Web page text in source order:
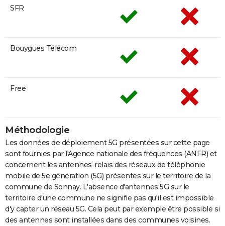
SFR
Bouygues Télécom
Free
Méthodologie
Les données de déploiement 5G présentées sur cette page
sont fournies par l'Agence nationale des fréquences (ANFR) et
concernent les antennes-relais des réseaux de téléphonie
mobile de 5e génération (5G) présentes sur le territoire de la
commune de Sonnay. L'absence d'antennes 5G sur le
territoire d'une commune ne signifie pas qu'il est impossible
d'y capter un réseau 5G. Cela peut par exemple être possible si
des antennes sont installées dans des communes voisines.